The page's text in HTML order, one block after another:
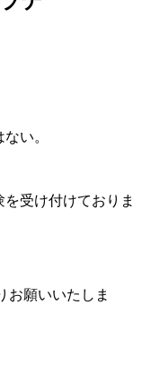
い。
受け付けておりま
お願いいたしま